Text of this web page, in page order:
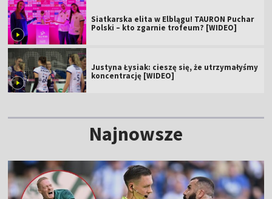
Siatkarska elita w Elblągu! TAURON Puchar
Polski – kto zgarnie trofeum? [WIDEO]
Justyna Łysiak: cieszę się, że utrzymałyśmy
koncentrację [WIDEO]
Najnowsze